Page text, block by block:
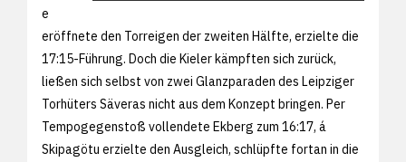
e
eröffnete den Torreigen der zweiten Hälfte, erzielte die
17:15-Führung. Doch die Kieler kämpften sich zurück,
ließen sich selbst von zwei Glanzparaden des Leipziger
Torhüters Säveras nicht aus dem Konzept bringen. Per
Tempogegenstoß vollendete Ekberg zum 16:17, á
Skipagötu erzielte den Ausgleich, schlüpfte fortan in die